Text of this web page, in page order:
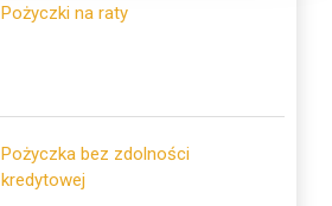
Pożyczki na raty
Pożyczka bez zdolności
kredytowej